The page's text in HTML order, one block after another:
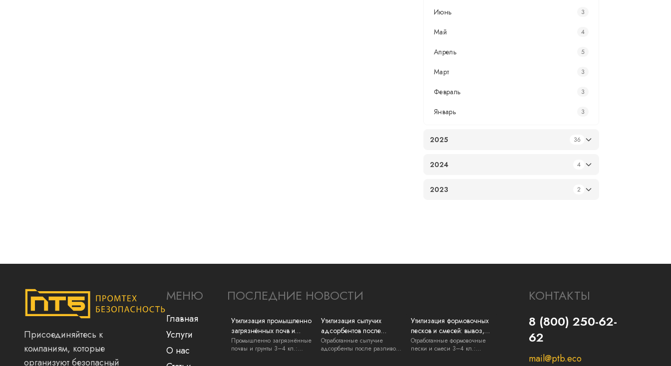
Июнь 3
Май 4
Апрель 5
Март 3
Февраль 3
Январь 3
2025 36
2024 4
2023 2
Присоединяйтесь к
компаниям, которые
организуют безопасный
МЕНЮ
Главная
Услуги
О нас
ПОСЛЕДНИЕ НОВОСТИ
Утилизация промышленно
загрязнённых почв и
грунтов: нефть, ГСМ, химия
Промышленно загрязнённые
почвы и грунты 3–4 кл.:
Утилизация сыпучих
адсорбентов после
разливов ГСМ и химии:
вывоз и документы
Отработанные сыпучие
адсорбенты после разливов
Утилизация формовочных
песков и смесей: вывоз,
регенерация и документы
Отработанные формовочные
пески и смеси 3–4 кл.:
КОНТАКТЫ
8 (800) 250-62-
62
mail@ptb.eco